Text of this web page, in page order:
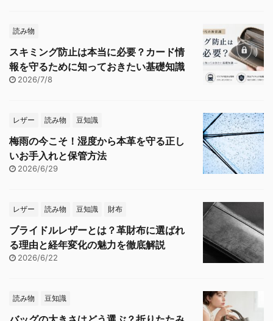
読み物
スキミング防止は本当に必要？カード情
報を守るために知っておきたい基礎知識
2026/7/8
レザー 読み物 豆知識
梅雨の今こそ！湿度から本革を守る正し
いお手入れと保管方法
2026/6/29
レザー 読み物 豆知識 財布
ブライドルレザーとは？革財布に選ばれ
る理由と経年変化の魅力を徹底解説
2026/6/22
読み物 豆知識